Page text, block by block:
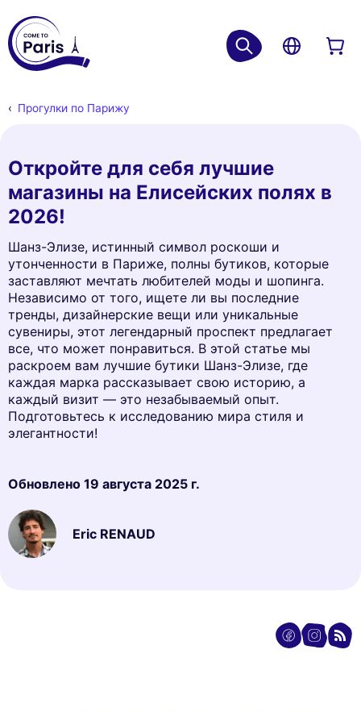
Прогулки по Парижу
Откройте для себя лучшие
магазины на Елисейских полях в
2026!
Шанз-Элизе, истинный символ роскоши и
утонченности в Париже, полны бутиков, которые
заставляют мечтать любителей моды и шопинга.
Независимо от того, ищете ли вы последние
тренды, дизайнерские вещи или уникальные
сувениры, этот легендарный проспект предлагает
все, что может понравиться. В этой статье мы
раскроем вам лучшие бутики Шанз-Элизе, где
каждая марка рассказывает свою историю, а
каждый визит — это незабываемый опыт.
Подготовьтесь к исследованию мира стиля и
элегантности!
Обновлено 19 августа 2025 г.
Eric RENAUD